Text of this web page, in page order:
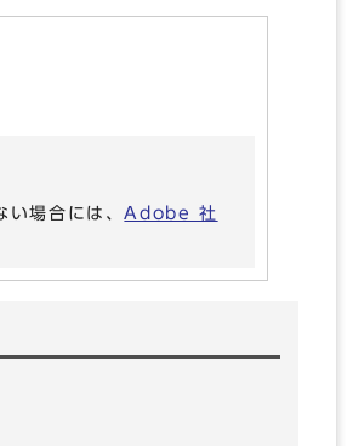
い場合には、Adobe 社